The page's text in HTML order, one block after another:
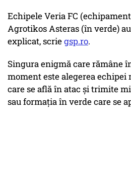
Echipele Veria FC
Agrotikos Asteras (în verde)
explicat, scriegsp.ro.
Singura enigmă care rămâne
moment este alegerea echipei
care se află în atac şi trimite
sau formaţia în verde care se